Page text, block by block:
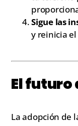
Sigue las
y reinicia
El futuro
La adopción de